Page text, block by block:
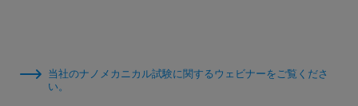
当社のナノメカニカル試験に関するウェビナーをご覧くださ
い。